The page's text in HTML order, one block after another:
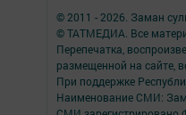
© 2011 - 2026. Заман
© ТАТМЕДИА. Все
Перепечатка,
размещенной на сайте,
При поддержке
Наименование СМИ: